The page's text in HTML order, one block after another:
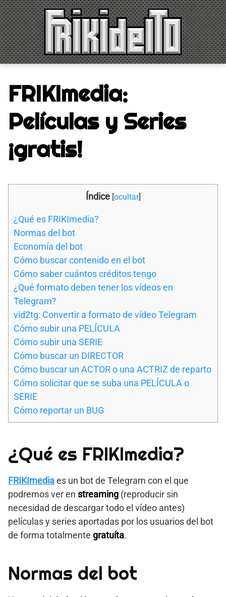
Saltar
al
contenido
FRIKImedia:
Películas y Series
¡gratis!
Índice [ocultar]
¿Qué es FRIKImedia?
Normas del bot
Economía del bot
Cómo buscar contenido en el bot
Cómo saber cuántos créditos tengo
¿Qué formato deben tener los vídeos en
Telegram?
vid2tg: Convertir a formato de vídeo Telegram
Cómo subir una PELÍCULA
Cómo subir una SERIE
Cómo buscar un DIRECTOR
Cómo buscar un ACTOR o una ACTRIZ de reparto
Cómo solicitar que se suba una PELÍCULA o
SERIE
Cómo reportar un BUG
¿Qué es FRIKImedia?
FRIKImediaes un bot de Telegram con el que
podremos ver en streaming (reproducir sin
necesidad de descargar todo el vídeo antes)
películas y series aportadas por los usuarios del bot
de forma totalmente gratuíta.
Normas del bot